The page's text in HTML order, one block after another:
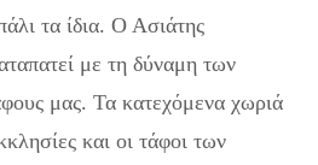
τα ίδια. Ο Ασιάτης
με τη δύναμη των
μας. Τα κατεχόμενα χωριά
και οι τάφοι των